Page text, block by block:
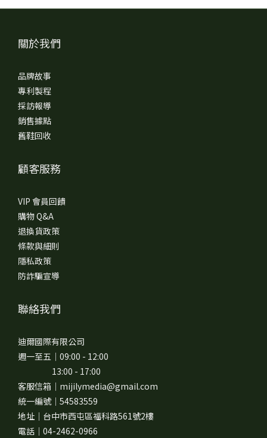
關於我們
品牌故事
專利製程
採訪報導
銷售據點
舊鞋回收
顧客服務
VIP 會員回饋
購物 Q&A
退換貨政策
條款與細則
隱私政策
防詐騙宣導
聯絡我們
迪爾國際有限公司
週一至五｜09:00 - 12:00
13:00 - 17:00
客服信箱｜mijilymedia@gmail.com
統一編號｜54583559
地址｜台中市西屯區福科路561號2樓
電話｜04-2462-0966